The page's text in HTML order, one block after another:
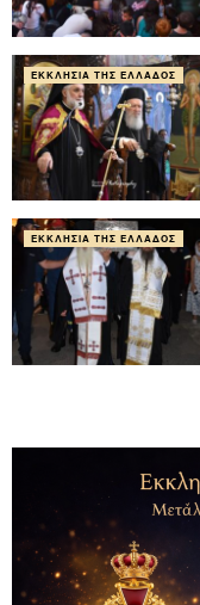
ΕΚΚΛΗΣΊΑ ΤΗΣ ΕΛΛΆΔΟΣ
ΕΚΚΛΗΣΊΑ ΤΗΣ ΕΛΛΆΔΟΣ